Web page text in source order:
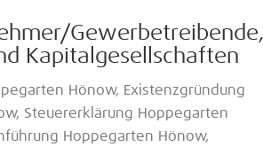
Gewerbetreibende,
Kapitalgesellschaften
Hönow, Existenzgründung
Steuererklärung Hoppegarten
Hoppegarten Hönow,